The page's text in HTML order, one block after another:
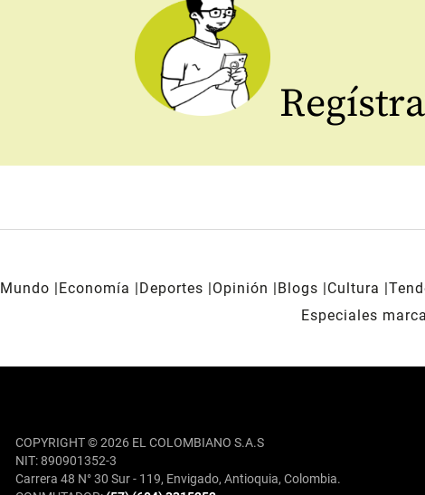
Mundo Economía Deportes Opinión Blogs Cultura
Especiales
COPYRIGHT © 2026 EL COLOMBIANO S.A.S
NIT: 890901352-3
Carrera 48 N° 30 Sur - 119, Envigado, Antioquia, Colombia.